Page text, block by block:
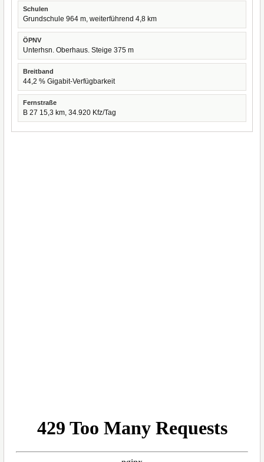
Schulen
Grundschule 964 m, weiterführend 4,8 km
ÖPNV
Unterhsn. Oberhaus. Steige 375 m
Breitband
44,2 % Gigabit-Verfügbarkeit
Fernstraße
B 27 15,3 km, 34.920 Kfz/Tag